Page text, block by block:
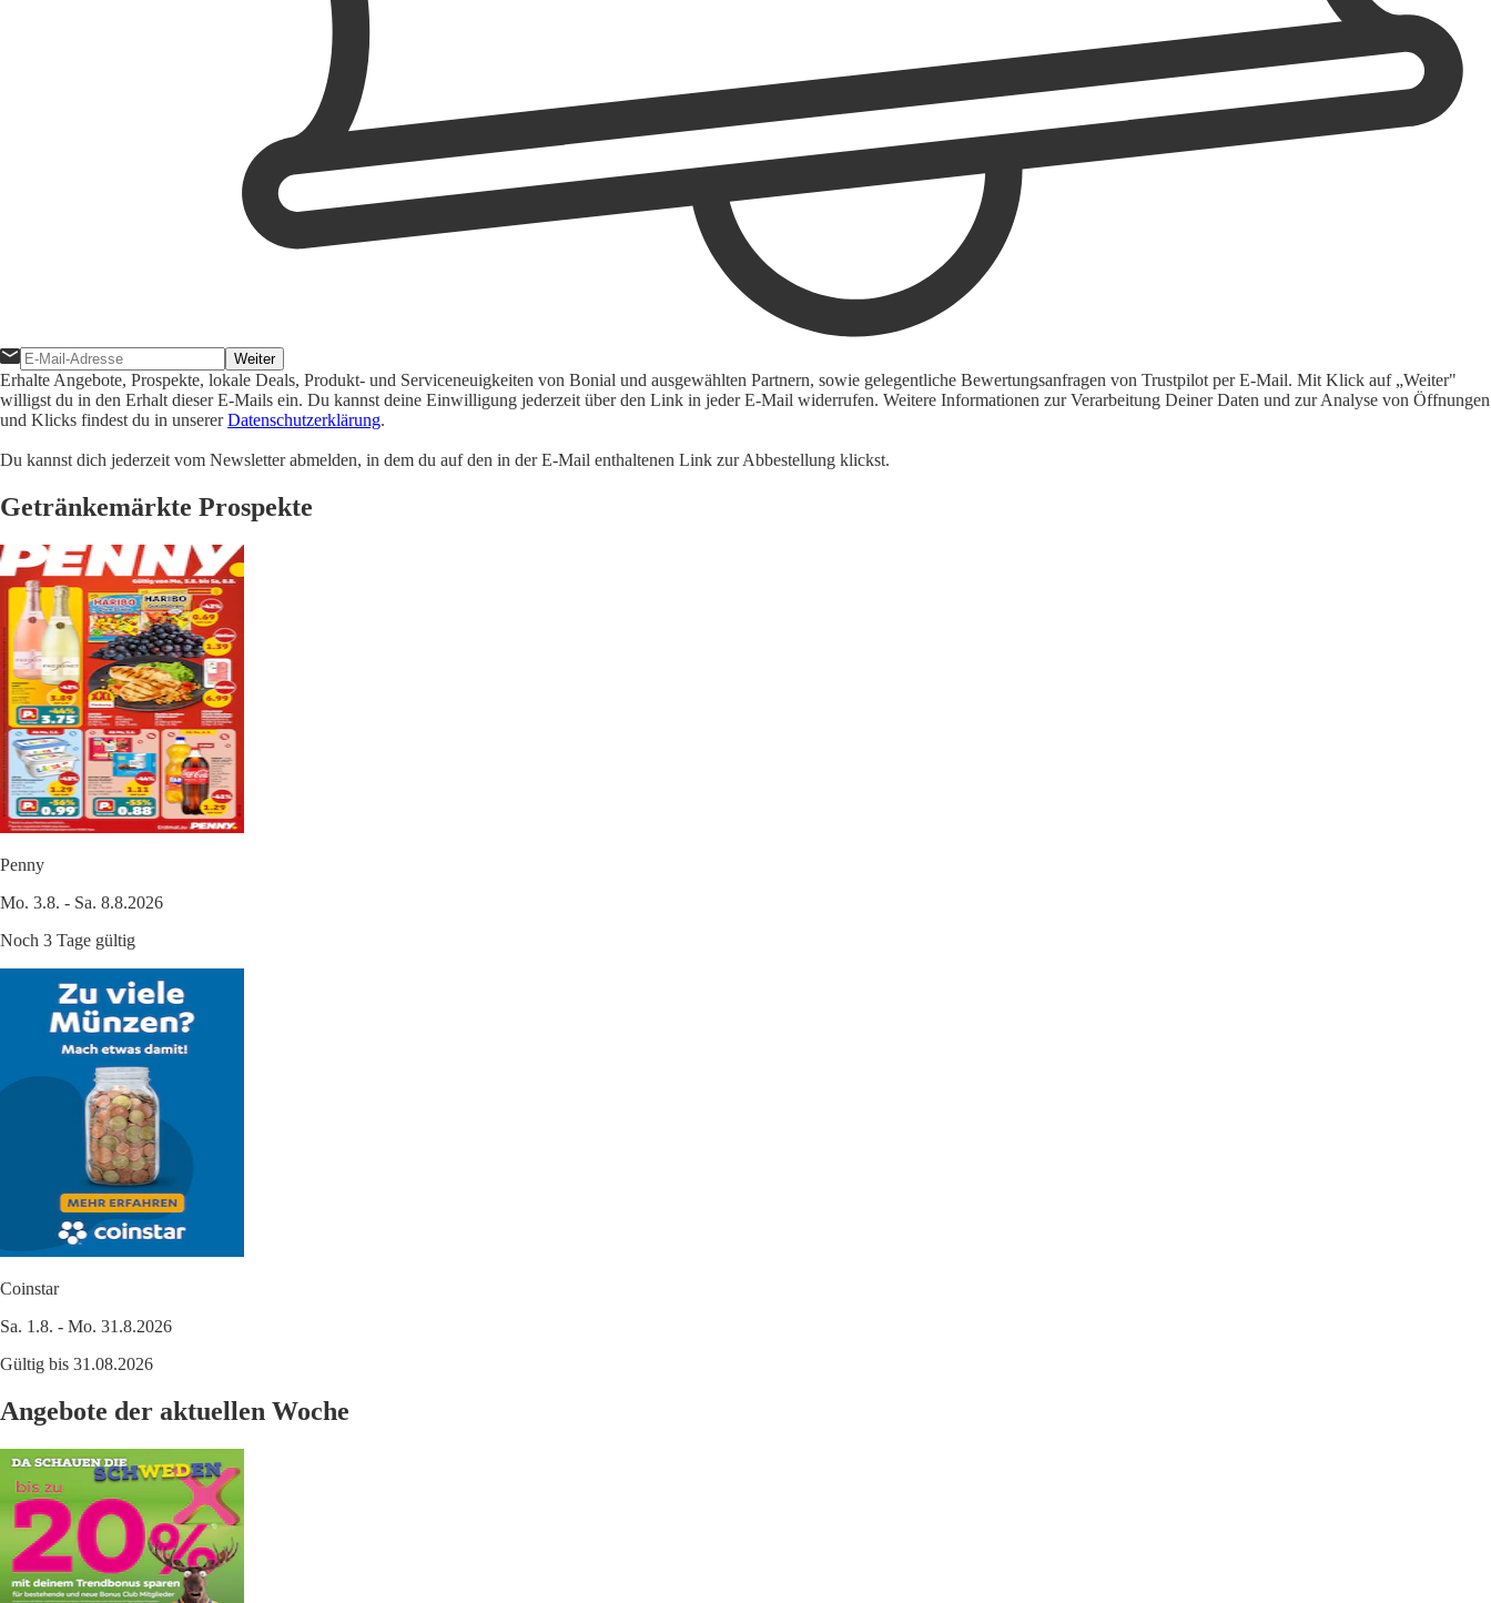
Weiter
Erhalte Angebote, Prospekte, lokale Deals, Produkt- und Serviceneuigkeiten von Bonial und ausgewählten Partnern, sowie gelegentliche Bewertungsanfragen von Trustpilot per E-Mail. Mit Klick auf „Weiter"
willigst du in den Erhalt dieser E-Mails ein. Du kannst deine Einwilligung jederzeit über den Link in jeder E-Mail widerrufen. Weitere Informationen zur Verarbeitung Deiner Daten und zur Analyse von Öffnungen
und Klicks findest du in unsererDatenschutzerklärung.
Du kannst dich jederzeit vom Newsletter abmelden, in dem du auf den in der E-Mail enthaltenen Link zur Abbestellung klickst.
Getränkemärkte Prospekte
Penny
Mo. 3.8. - Sa. 8.8.2026
Noch 3 Tage gültig
Coinstar
Sa. 1.8. - Mo. 31.8.2026
Gültig bis 31.08.2026
Angebote der aktuellen Woche